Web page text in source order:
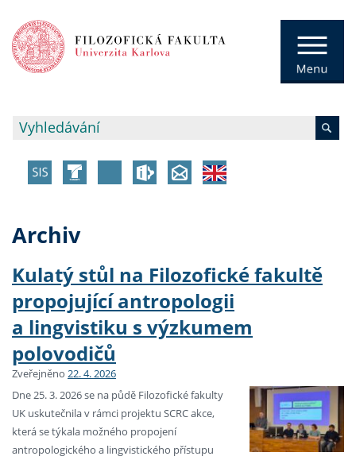
Archiv
Kulatý stůl na Filozofické fakultě
propojující antropologii
a lingvistiku s výzkumem
polovodičů
Zveřejněno 22. 4. 2026
Dne 25. 3. 2026 se na půdě Filozofické fakulty
UK uskutečnila v rámci projektu SCRC akce,
která se týkala možného propojení
antropologického a lingvistického přístupu